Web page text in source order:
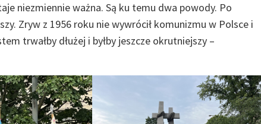
niezmiennie ważna. Są ku temu dwa powody. Po
Zryw z 1956 roku nie wywrócił komunizmu w Polsce i
trwałby dłużej i byłby jeszcze okrutniejszy –